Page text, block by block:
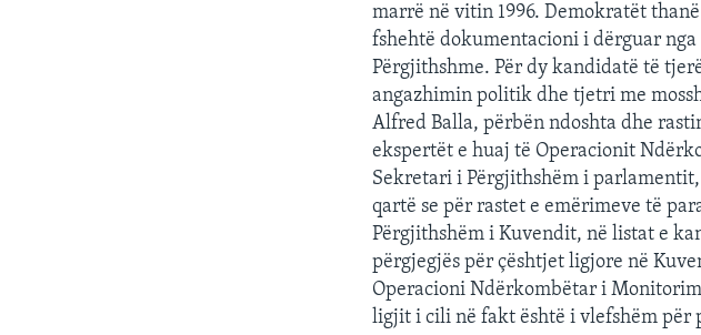
marrë në vitin 1996. Demokratët
fshehtë dokumentacioni i dërguar
Përgjithshme. Për dy kandidatë të
angazhimin politik dhe tjetri me
Alfred Balla, përbën ndoshta dhe
ekspertët e huaj të Operacionit
Sekretari i Përgjithshëm i
qartë se për rastet e emërimeve të
Përgjithshëm i Kuvendit, në listat e
përgjegjës për çështjet ligjore në
Operacioni Ndërkombëtar i
ligjit i cili në fakt është i vlefshëm për